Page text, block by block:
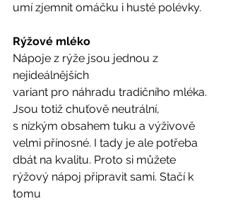
umí zjemnit omáčku i husté polévky.
Rýžové mléko
Nápoje z rýže jsou jednou z
nejideálnějších
variant pro náhradu tradičního mléka.
Jsou totiž chuťově neutrální,
s nízkým obsahem tuku a výživově
velmi přínosné. I tady je ale potřeba
dbát na kvalitu. Proto si můžete
rýžový nápoj připravit sami. Stačí k
tomu